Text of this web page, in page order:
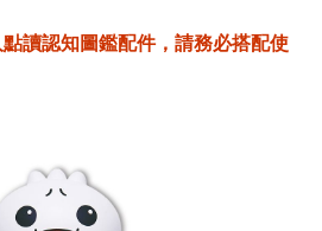
讀認知圖鑑配件，請務必搭配使